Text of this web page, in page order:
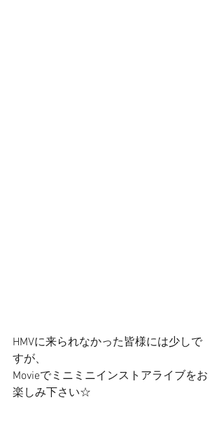
HMVに来られなかった皆様には少しで
すが、
Movieでミニミニインストアライブをお
楽しみ下さい☆